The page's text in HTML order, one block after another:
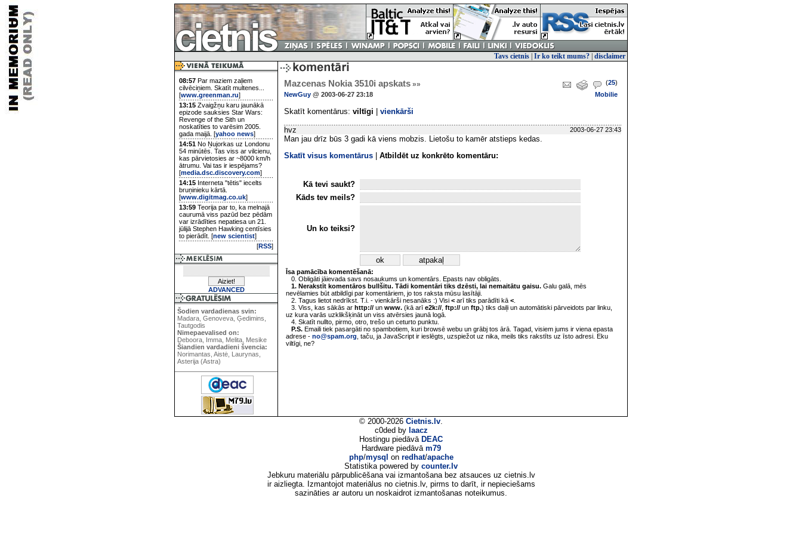
Tavs cietnis Ir ko teikt mums? disclaimer
08:57 Par maziem zaļiem
cilvēciņiem. Skatīt multenes...
[www.greenman.ru]
13:15 Zvaigžņu karu jaunākā
epizode sauksies Star Wars:
Revenge of the Sith un
noskatīties to varēsim 2005.
gada maijā. [yahoo news]
14:51 No Ņujorkas uz Londonu
54 minūtēs. Tas viss ar vilcienu,
kas pārvietosies ar ~8000 km/h
ātrumu. Vai tas ir iespējams?
[media.dsc.discovery.com]
14:15 Interneta "tētis" iecelts
bruņinieku kārtā.
[www.digitmag.co.uk]
13:59 Teorija par to, ka melnajā
caurumā viss pazūd bez pēdām
var izrādīties nepatiesa un 21.
jūlijā Stephen Hawking centīsies
to pierādīt. [new scientist]
[RSS]
ADVANCED
Šodien vardadienas svin:
Madara, Genoveva, Ģedimins,
Tautgodis
Nimepaevalised on:
Deboora, Imma, Melita, Mesike
Šiandien vardadieni švencia:
Norimantas, Aistė, Laurynas,
Asterija (Astra)
Mazcenas Nokia 3510i apskats »» (25)
NewGuy @ 2003-06-27 23:18 Mobilie
Skatīt komentārus: viltīgi vienkārši
hvz 2003-06-27 23:43
Man jau drīz būs 3 gadi kā viens mobzis. Lietošu to kamēr atstieps kedas.
Skatīt visus komentārus
Atbildēt uz konkrēto komentāru:
Kā tevi saukt?
Kāds tev meils?
Un ko teiksi?
Īsa pamācība komentēšanā:
0. Obligāti jāievada savs nosaukums un komentārs. Epasts nav obligāts.
1. Nerakstīt komentāros bullšitu. Tādi komentāri tiks dzēsti, lai nemaitātu gaisu. Galu galā, mēs
nevēlamies būt atbildīgi par komentāriem, jo tos raksta mūsu lasītāji.
2. Tagus lietot nedrīkst. T.i. - vienkārši nesanāks :) Visi < arī tiks parādīti kā <
3. Viss, kas sākās ar http:// un www. (kā arī e2k:// ftp:// un ftp.) tiks daiļi un automātiski pārveidots par linku,
uz kura varās uzklikšķināt un viss atvērsies jaunā logā.
4. Skatīt nullto, pirmo, otro, trešo un ceturto punktu.
P.S. Emaili tiek pasargāti no spambotiem, kuri browsē webu un grābj tos ārā. Tagad, visiem jums ir viena epasta
adrese - no@spam.org , taču, ja JavaScript ir ieslēgts, uzspiežot uz nika, meils tiks rakstīts uz īsto adresi. Eku
viltīgi, ne?
© 2000-2026 Cietnis.lv.
c0ded by laacz
Hostingu piedāvā DEAC
Hardware piedāvā m79
php/mysql on redhat/apache
Statistika powered by counter.lv
Jebkuru materiālu pārpublicēšana vai izmantošana bez atsauces uz cietnis.lv
ir aizliegta. Izmantojot materiālus no cietnis.lv, pirms to darīt, ir nepieciešams
sazināties ar autoru un noskaidrot izmantošanas noteikumus.